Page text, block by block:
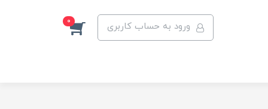
ورود به حساب کاربری 0